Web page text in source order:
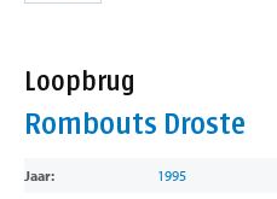
Loopbrug
Rombouts Droste
Jaar:
1995